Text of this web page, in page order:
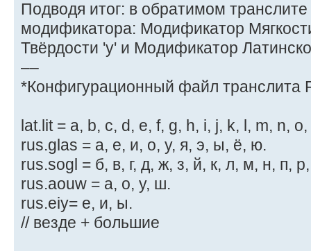
Подводя итог: в обратимом
модификатора: Модификатор
Твёрдости 'y' и Модификатор
––
*Конфигурационный файл транслита
lat.lit = a, b, c, d, e, f, g, h, i, j, k, l, m, n,
rus.glas = а, е, и, о, у, я, э, ы, ё, ю.
rus.sogl = б, в, г, д, ж, з, й, к, л, м, н, п,
rus.aouw = а, о, у, ш.
rus.eiy= е, и, ы.
// везде + большие